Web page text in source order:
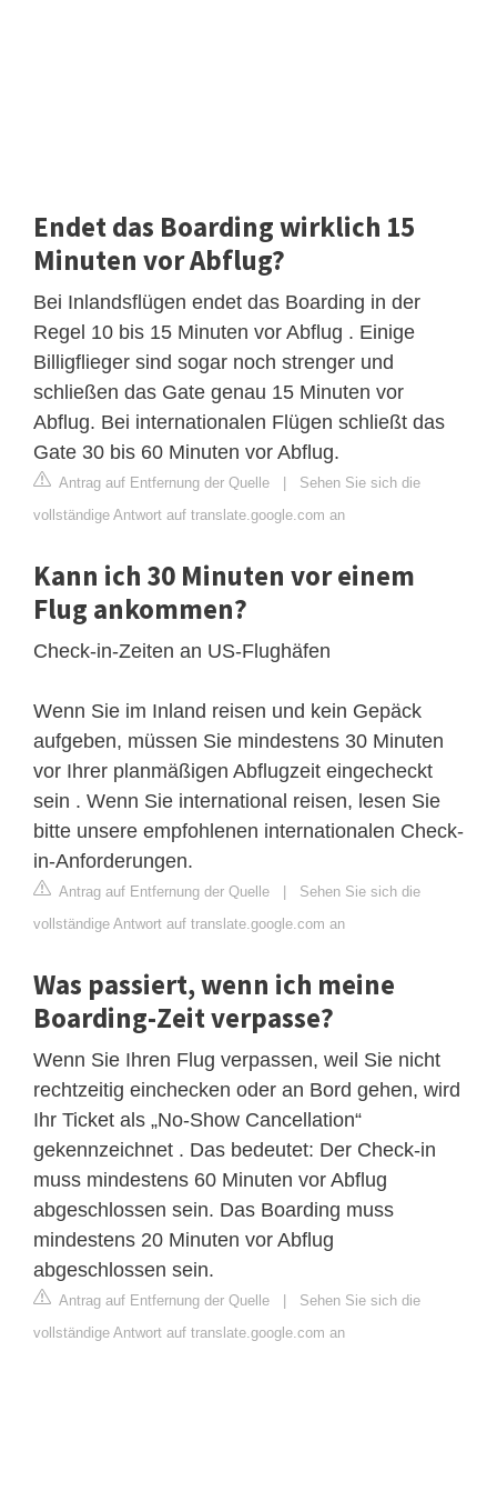
Endet das Boarding wirklich 15
Minuten vor Abflug?
Bei Inlandsflügen endet das Boarding in der
Regel 10 bis 15 Minuten vor Abflug . Einige
Billigflieger sind sogar noch strenger und
schließen das Gate genau 15 Minuten vor
Abflug. Bei internationalen Flügen schließt das
Gate 30 bis 60 Minuten vor Abflug.
Antrag auf Entfernung der Quelle | Sehen Sie sich die
vollständige Antwort auf translate.google.com an
Kann ich 30 Minuten vor einem
Flug ankommen?
Check-in-Zeiten an US-Flughäfen
Wenn Sie im Inland reisen und kein Gepäck
aufgeben, müssen Sie mindestens 30 Minuten
vor Ihrer planmäßigen Abflugzeit eingecheckt
sein . Wenn Sie international reisen, lesen Sie
bitte unsere empfohlenen internationalen Check-
in-Anforderungen.
Antrag auf Entfernung der Quelle | Sehen Sie sich die
vollständige Antwort auf translate.google.com an
Was passiert, wenn ich meine
Boarding-Zeit verpasse?
Wenn Sie Ihren Flug verpassen, weil Sie nicht
rechtzeitig einchecken oder an Bord gehen, wird
Ihr Ticket als „No-Show Cancellation“
gekennzeichnet . Das bedeutet: Der Check-in
muss mindestens 60 Minuten vor Abflug
abgeschlossen sein. Das Boarding muss
mindestens 20 Minuten vor Abflug
abgeschlossen sein.
Antrag auf Entfernung der Quelle | Sehen Sie sich die
vollständige Antwort auf translate.google.com an